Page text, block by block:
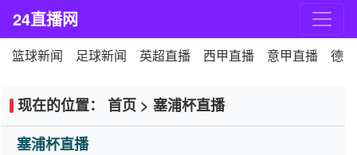
24直播网
篮球新闻 足球新闻 英超直播 西甲直播 意甲直播 德
现在的位置： 首页 > 塞浦杯直播
塞浦杯直播